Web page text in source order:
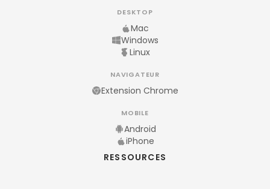
DESKTOP
Mac
Windows
Linux
NAVIGATEUR
Extension Chrome
MOBILE
Android
iPhone
RESSOURCES